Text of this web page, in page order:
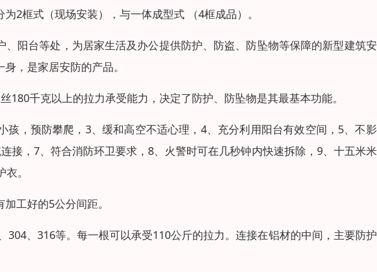
2框式（现场安装），与一体成型式 （4框成品）。
、阳台等处，为居家生活及办公提供防护、防盗、防坠物等保障的新型建筑
，是家居安防的产品。
180千克以上的拉力承受能力，决定了防护、防坠物是其最基本功能。
孩，预防攀爬，3、缓和高空不适心理，4、充分利用阳台有效空间，5、不
接，7、符合消防环卫要求，8、火警时可在几秒钟内快速拆除，9、十五米
。
工好的5公分间距。
304、316等。每一根可以承受110公斤的拉力。连接在铝材的中间，主要防